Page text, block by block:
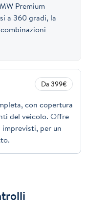
Premium
a 360 gradi, la
Da 399€
con copertura
del veicolo. Offre
imprevisti, per un